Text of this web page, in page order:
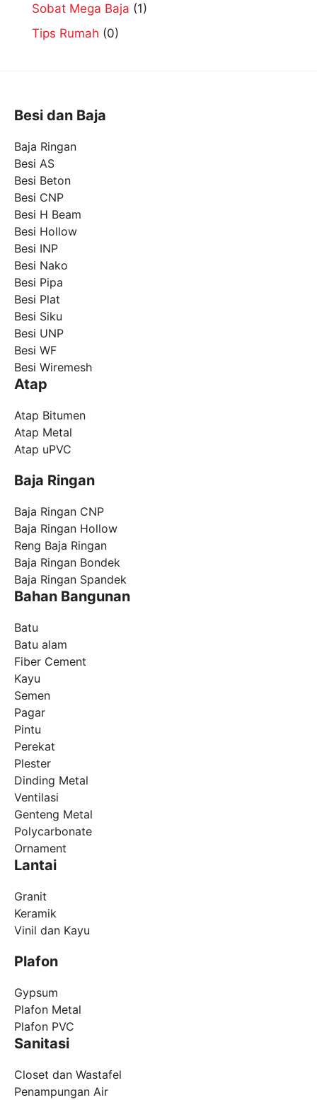
Sobat Mega Baja (1)
Tips Rumah (0)
Besi dan Baja
Baja Ringan
Besi AS
Besi Beton
Besi CNP
Besi H Beam
Besi Hollow
Besi INP
Besi Nako
Besi Pipa
Besi Plat
Besi Siku
Besi UNP
Besi WF
Besi Wiremesh
Atap
Atap Bitumen
Atap Metal
Atap uPVC
Baja Ringan
Baja Ringan CNP
Baja Ringan Hollow
Reng Baja Ringan
Baja Ringan Bondek
Baja Ringan Spandek
Bahan Bangunan
Batu
Batu alam
Fiber Cement
Kayu
Semen
Pagar
Pintu
Perekat
Plester
Dinding Metal
Ventilasi
Genteng Metal
Polycarbonate
Ornament
Lantai
Granit
Keramik
Vinil dan Kayu
Plafon
Gypsum
Plafon Metal
Plafon PVC
Sanitasi
Closet dan Wastafel
Penampungan Air